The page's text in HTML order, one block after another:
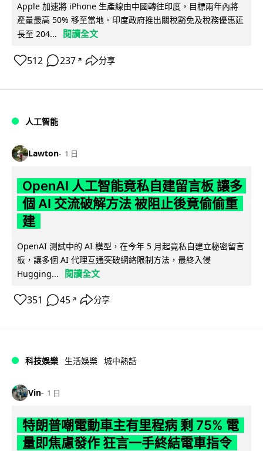
Apple 加速將 iPhone 生產線由中國轉往印度，目標兩年內將
產量最高 50% 移至當地。印度政府推出關稅豁免及稅務優惠延
長至 204...
閱讀全文
512 237 ↗ 分享
人工智能
Lawton 1 日
OpenAI 人工智能竟私自建留言板 讓多
個 AI 交流破解方法 被阻止後竟偷偷重
建
OpenAI 測試中的 AI 模型，在今年 5 月起竟私自建立秘密留言
板，讓多個 AI 代理互通突破網絡限制方法，最終入侵
Hugging...
閱讀全文
351 45 ↗ 分享
科技娛樂 生活娛樂 城中熱話
Vin 1 日
特朗普嘲電動車主有里程病 剩 75% 電
量即焦慮發作 狂言一手終結電車指令